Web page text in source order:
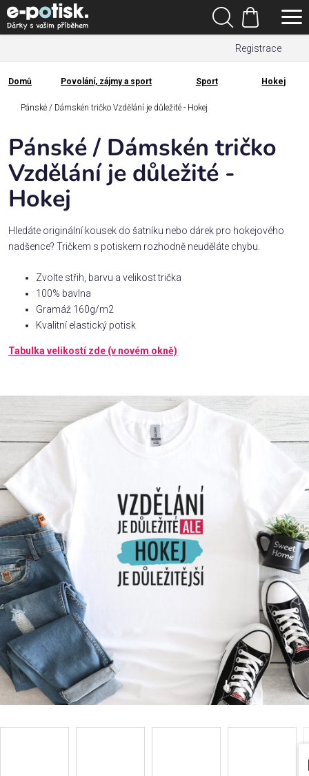
Přejít
na
obsah
Registrace
Hledat
Nákupní
košík
Kategorie
Dárek
pro
Rodina
Láska
Povolání,
zájmy a
sport
Kolekce
Oblečení
Přihlášení
Domů
Domů Povolání, zájmy a sport Sport Hokej
Pánské / Dámskén tričko Vzdělání je důležité - Hokej
Pánské / Dámskén tričko
Vzdělání je důležité -
Hokej
Hledáte originální kousek do šatníku nebo dárek pro hokejového
nadšence? Tričkem s potiskem rozhodně neuděláte chybu.
Zvolte střih, barvu a velikost trička
100% bavlna
Gramáž 160g/m2
Kvalitní elastický potisk
Tabulka velikostí zde (v novém okně)